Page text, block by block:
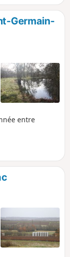
Germain-
entre